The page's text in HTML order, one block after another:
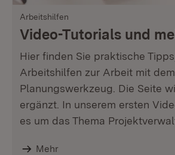
Arbeitshilfen
Video-Tutorials und
Hier finden Sie praktische
Arbeitshilfen zur Arbeit mit
Planungswerkzeug. Die Seite
ergänzt. In unserem ersten
es um das Thema
Mehr